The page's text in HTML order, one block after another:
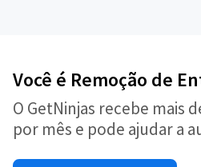
Você é Remoção de
O GetNinjas recebe mais
por mês e pode ajudar a